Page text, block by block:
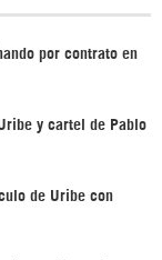
por contrato en
y cartel de Pablo
de Uribe con